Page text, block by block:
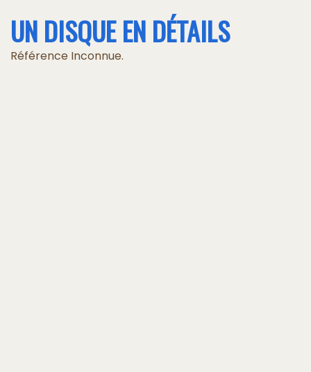
UN DISQUE EN DÉTAILS
Référence Inconnue.